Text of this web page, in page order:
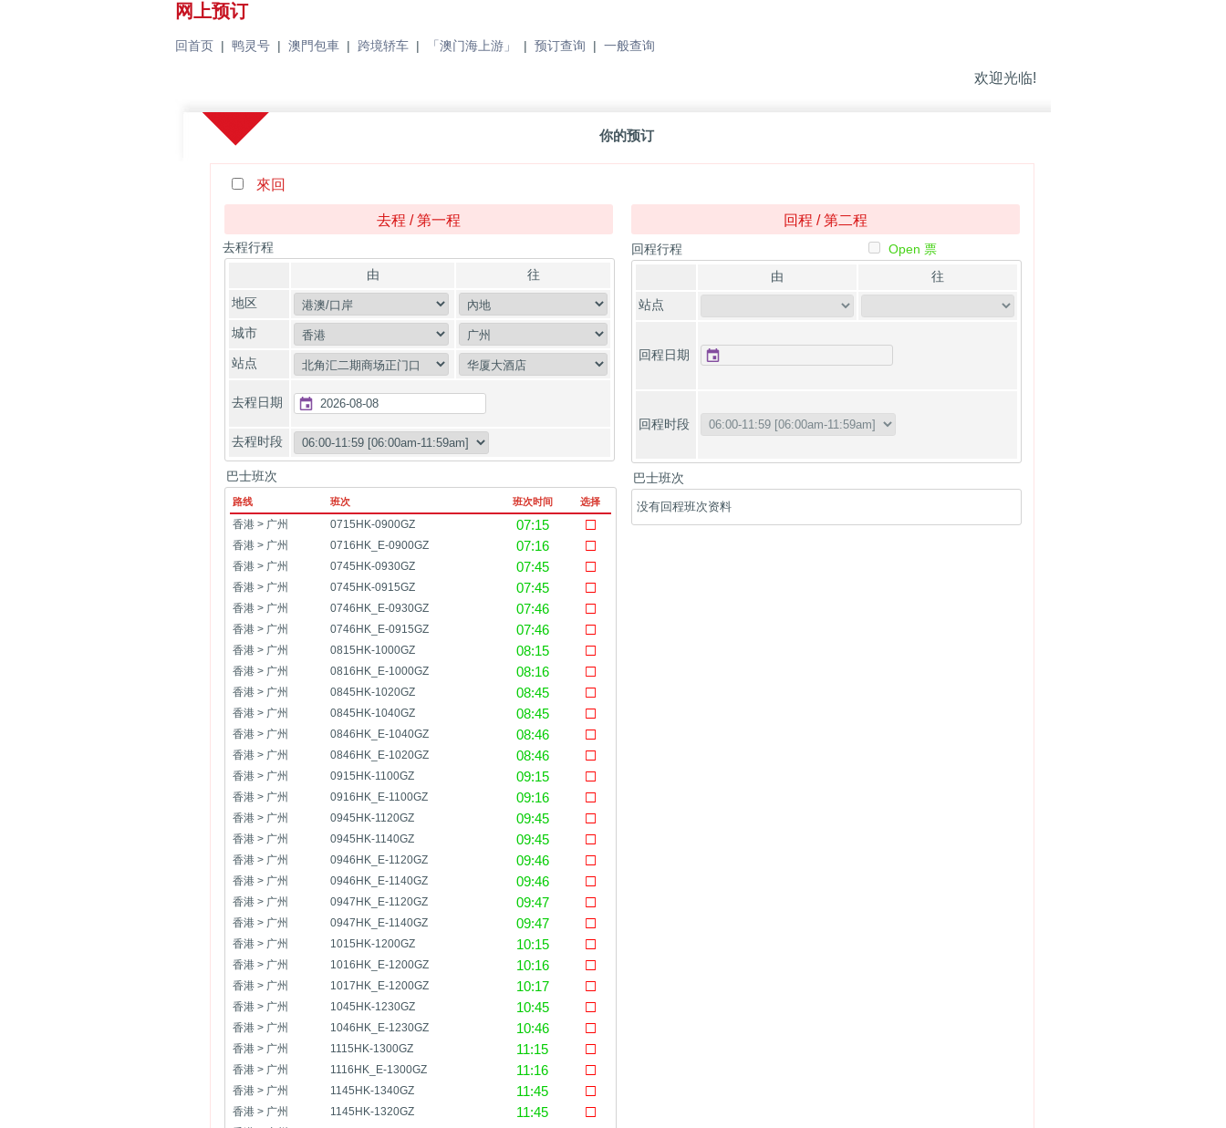
网上预订
回首页 | 鸭灵号 | 澳門包車 | 跨境轿车 | 「澳门海上游」 | 预订查询 | 一般查询
欢迎光临!
你的预订
來回
去程 / 第一程
去程行程
由
往
地区
城市
站点
去程日期
去程时段
巴士班次
路线 班次 班次时间 选择
香港 > 广州 0715HK-0900GZ 07:15
香港 > 广州 0716HK_E-0900GZ 07:16
香港 > 广州 0745HK-0930GZ 07:45
香港 > 广州 0745HK-0915GZ 07:45
香港 > 广州 0746HK_E-0930GZ 07:46
香港 > 广州 0746HK_E-0915GZ 07:46
香港 > 广州 0815HK-1000GZ 08:15
香港 > 广州 0816HK_E-1000GZ 08:16
香港 > 广州 0845HK-1020GZ 08:45
香港 > 广州 0845HK-1040GZ 08:45
香港 > 广州 0846HK_E-1040GZ 08:46
香港 > 广州 0846HK_E-1020GZ 08:46
香港 > 广州 0915HK-1100GZ 09:15
香港 > 广州 0916HK_E-1100GZ 09:16
香港 > 广州 0945HK-1120GZ 09:45
香港 > 广州 0945HK-1140GZ 09:45
香港 > 广州 0946HK_E-1120GZ 09:46
香港 > 广州 0946HK_E-1140GZ 09:46
香港 > 广州 0947HK_E-1120GZ 09:47
香港 > 广州 0947HK_E-1140GZ 09:47
香港 > 广州 1015HK-1200GZ 10:15
香港 > 广州 1016HK_E-1200GZ 10:16
香港 > 广州 1017HK_E-1200GZ 10:17
香港 > 广州 1045HK-1230GZ 10:45
香港 > 广州 1046HK_E-1230GZ 10:46
香港 > 广州 1115HK-1300GZ 11:15
香港 > 广州 1116HK_E-1300GZ 11:16
香港 > 广州 1145HK-1340GZ 11:45
香港 > 广州 1145HK-1320GZ 11:45
回程 / 第二程
回程行程
Open 票
由
往
站点
回程日期
回程时段
巴士班次
没有回程班次资料